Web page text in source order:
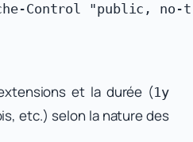
Control "public, no-
et la durée (1y
etc.) selon la nature des